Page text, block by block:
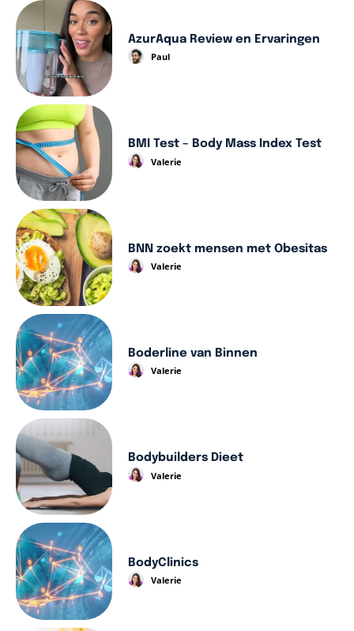
AzurAqua Review en Ervaringen
Paul
BMI Test – Body Mass Index Test
Valerie
BNN zoekt mensen met Obesitas
Valerie
Boderline van Binnen
Valerie
Bodybuilders Dieet
Valerie
BodyClinics
Valerie